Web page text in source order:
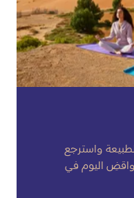
واسترجع
اليوم في